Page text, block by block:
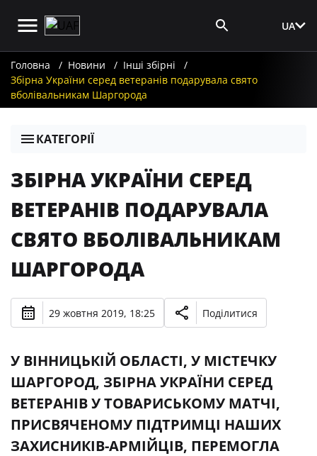
UA
Головна Новини
Інші збірні
Збірна України серед ветеранів подарувала свято
вболівальникам Шаргорода
КАТЕГОРІЇ
ЗБІРНА УКРАЇНИ СЕРЕД
ВЕТЕРАНІВ ПОДАРУВАЛА
СВЯТО ВБОЛІВАЛЬНИКАМ
ШАРГОРОДА
29 жовтня 2019, 18:25 Поділитися
У ВІННИЦЬКІЙ ОБЛАСТІ, У МІСТЕЧКУ
ШАРГОРОД, ЗБІРНА УКРАЇНИ СЕРЕД
ВЕТЕРАНІВ У ТОВАРИСЬКОМУ МАТЧІ,
ПРИСВЯЧЕНОМУ ПІДТРИМЦІ НАШИХ
ЗАХИСНИКІВ-АРМІЙЦІВ, ПЕРЕМОГЛА